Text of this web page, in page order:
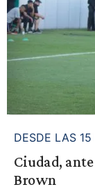
DESDE LAS 15
Ciudad,
Brown